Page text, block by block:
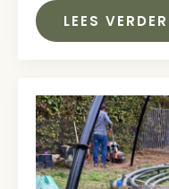
LEES VERDER